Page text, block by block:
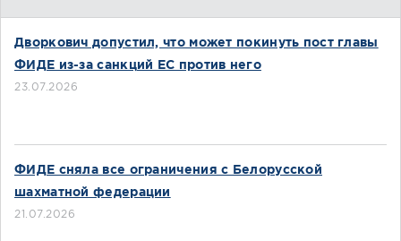
Дворкович допустил, что может покинуть пост главы
ФИДЕ из-за санкций ЕС против него
23.07.2026
ФИДЕ сняла все ограничения с Белорусской
шахматной федерации
21.07.2026